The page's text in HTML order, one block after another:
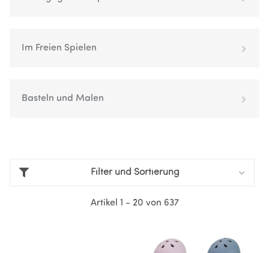
Im Freien Spielen
Basteln und Malen
Filter und Sortierung
Artikel 1 - 20 von 637